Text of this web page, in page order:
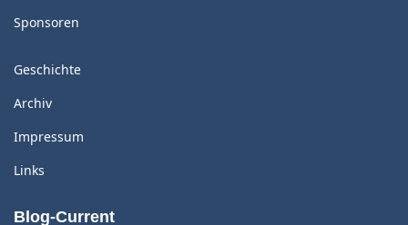
Sponsoren
Geschichte
Archiv
Impressum
Links
Blog-Current